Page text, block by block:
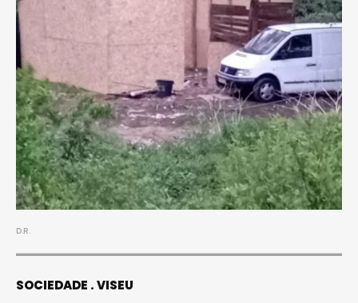
D.R.
SOCIEDADE VISEU